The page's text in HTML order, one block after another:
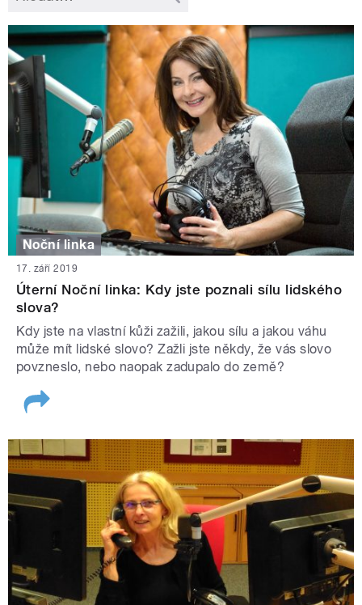
Noční linka
17. září 2019
Úterní Noční linka: Kdy jste poznali sílu lidského
slova?
Kdy jste na vlastní kůži zažili, jakou sílu a jakou váhu
může mít lidské slovo? Zažli jste někdy, že vás slovo
povzneslo, nebo naopak zadupalo do země?